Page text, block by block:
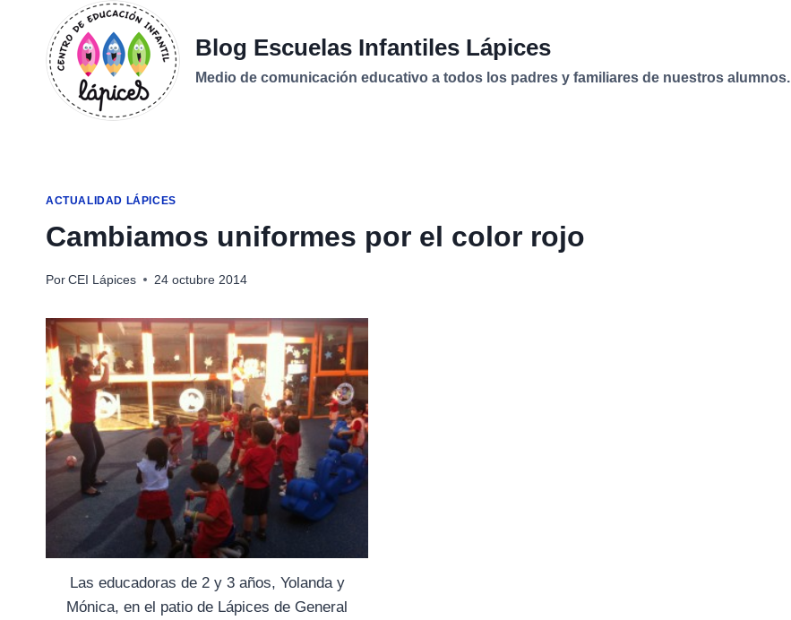
contenido
Blog Escuelas Infantiles Lápices
Medio de comunicación educativo a todos los padres y familiares de nuestros alumnos.
ACTUALIDAD LÁPICES
Cambiamos uniformes por el color rojo
Por CEI Lápices 24 octubre 2014
Las educadoras de 2 y 3 años, Yolanda y
Mónica, en el patio de Lápices de General